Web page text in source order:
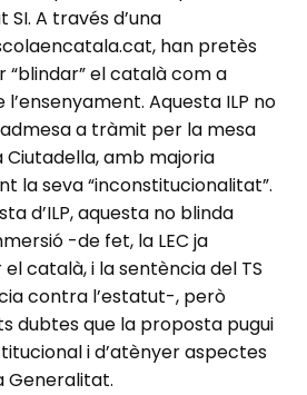
A través d’una
han pretès
“blindar” el català com a
Aquesta ILP no
a tràmit per la mesa
amb majoria
la seva “inconstitucionalitat”.
d’ILP, aquesta no blinda
-de fet, la LEC ja
català, i la sentència del TS
contra l’estatut-, però
dubtes que la proposta pugui
i d’atènyer aspectes
Generalitat.